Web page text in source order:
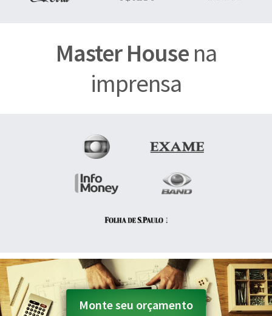
Master Housena
imprensa
Monte seu orçamento